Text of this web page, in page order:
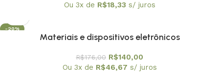
Ou 3x de R$18,33 s/ juros
-20%
Materiais e dispositivos eletrônicos
R$176,00 R$140,00
Ou 3x de R$46,67 s/ juros